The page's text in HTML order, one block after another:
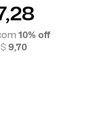
10% off
9,70